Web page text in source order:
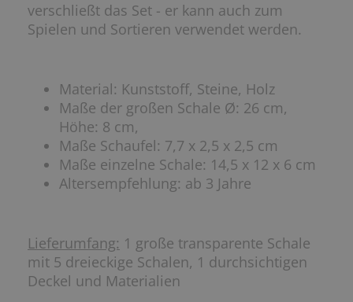
verschließt das Set - er kann auch zum
Spielen und Sortieren verwendet werden.
Material: Kunststoff, Steine, Holz
Maße der großen Schale Ø: 26 cm,
Höhe: 8 cm,
Maße Schaufel: 7,7 x 2,5 x 2,5 cm
Maße einzelne Schale: 14,5 x 12 x 6 cm
Altersempfehlung: ab 3 Jahre
Lieferumfang: 1 große transparente Schale
mit 5 dreieckige Schalen, 1 durchsichtigen
Deckel und Materialien